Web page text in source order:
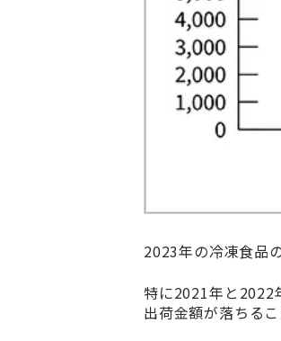
2023年の冷凍食品
特に2021年と2022
出荷金額が落ちる